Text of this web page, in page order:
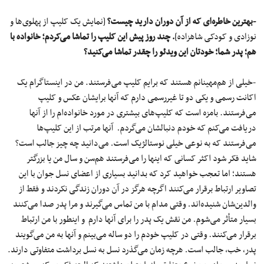
-بهترین خاطره‌ای که از آن دوران دارید چیست؟[نمایش یک کلیپ از پهلوی‌ها و
نوزادی و کودکی شاهزاده]. چند روز پیش این کلیپ را تماشا می‌کردم؛ خانواده با
هم؛ پدر شما؛ خودتان این ویدئو را چقدر تماشا می‌کنید؟
-خیلی از هم‌مهینانم هستند که برایم کلیپ می‌فرستند. من در اینستاگرام یک
اکانت رسمی و یکی دو تا غیررسمی دارم که آنها برایشان عکس و کلیپ
می‌فرستند. بامزه است که کلیپ‌های بیشتری در مورد خانواده‌ام را از آنها
دریافت می‌کنم که خودم دنبالشان می‌گردم. آنها مرتب از این کلیپ‌ها
می‌فرستند که به نوعی خیلی نوستالژیک است. می‌دانید چه چیز جالب است؟
شاید فکر شود اکثر کسانی که اینها را می‌فرستند هم‌سن و سال من یا بزرگتر
هستند؛ اما تعجب خواهید کرد که بدانید بسیاری از اعضای نسل‌ جوان با این
تصاویر ارتباط برقرار می‌کنند اگرچه هرگز در آن دوران زندگی نکردند و فقط از
والدین‌شان شنیده‌اند. وقتی مدام با من تماس می‌گیرند و مرا پدر صدا می‌کنند
بسیار متأثر می‌شوم. من نقش یک پدر را برای آنها دارم و اینطور با من ارتباط
برقرار می‌کنند. وقتی در کلیپ خودم را دو ساله می‌بینم و آنها به من می‌گویند
پدر، خب، جالب است. هرچه زمان می‌گذرد نسل به نسل برداشت متفاوتی دارند.